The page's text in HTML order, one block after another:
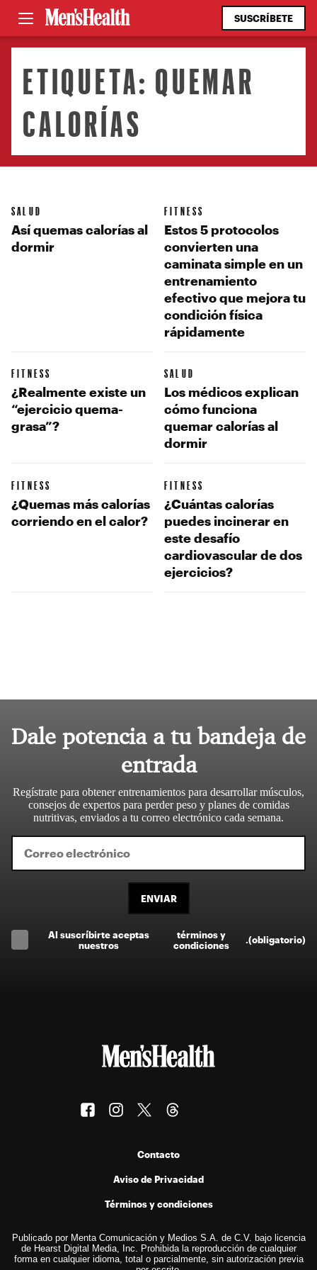
SUSCRÍBETE
ETIQUETA: QUEMAR
CALORÍAS
SALUD
Así quemas calorías al
dormir
FITNESS
Estos 5 protocolos
convierten una
caminata simple en un
entrenamiento
efectivo que mejora tu
condición física
rápidamente
FITNESS
¿Realmente existe un
“ejercicio quema-
grasa”?
SALUD
Los médicos explican
cómo funciona
quemar calorías al
dormir
FITNESS
¿Quemas más calorías
corriendo en el calor?
FITNESS
¿Cuántas calorías
puedes incinerar en
este desafío
cardiovascular de dos
ejercicios?
Dale potencia a tu bandeja de
entrada
Regístrate para obtener entrenamientos para desarrollar músculos,
consejos de expertos para perder peso y planes de comidas
nutritivas, enviados a tu correo electrónico cada semana.
ENVIAR
Al suscríbirte aceptas
nuestros
términos y
condiciones
.(obligatorio)
Contacto
Aviso de Privacidad
Términos y condiciones
Publicado por Menta Comunicación y Medios S.A. de C.V. bajo licencia
de Hearst Digital Media, Inc. Prohibida la reproducción de cualquier
forma en cualquier idioma, total o parcialmente, sin autorización previa